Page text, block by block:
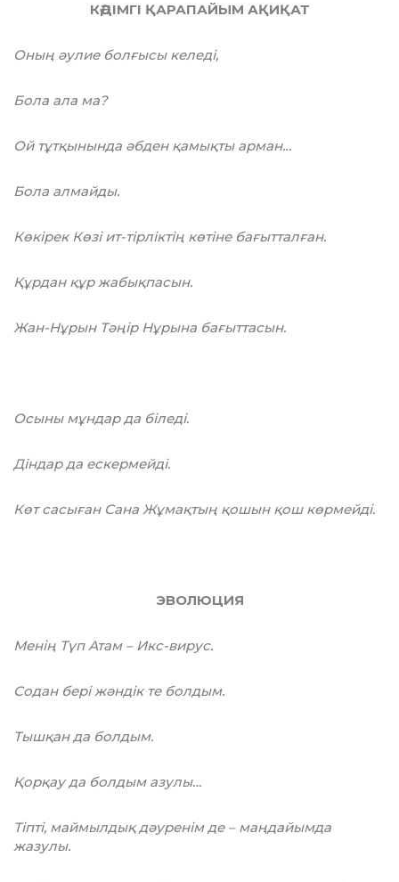
КӘДІМГІ ҚАРАПАЙЫМ АҚИҚАТ
Оның әулие болғысы келеді,
Бола ала ма?
Ой тұтқынында әбден қамықты арман…
Бола алмайды.
Көкірек Көзі ит-тірліктің көтіне бағытталған.
Құрдан құр жабықпасын.
Жан-Нұрын Тәңір Нұрына бағыттасын.
Осыны мұндар да біледі.
Діндар да ескермейді.
Көт сасыған Сана Жұмақтың қошын қош көрмейді.
ЭВОЛЮЦИЯ
Менің Түп Атам – Икс-вирус.
Содан бері жәндік те болдым.
Тышқан да болдым.
Қорқау да болдым азулы…
Тіпті, маймылдық дәуренім де – маңдайымда
жазулы.